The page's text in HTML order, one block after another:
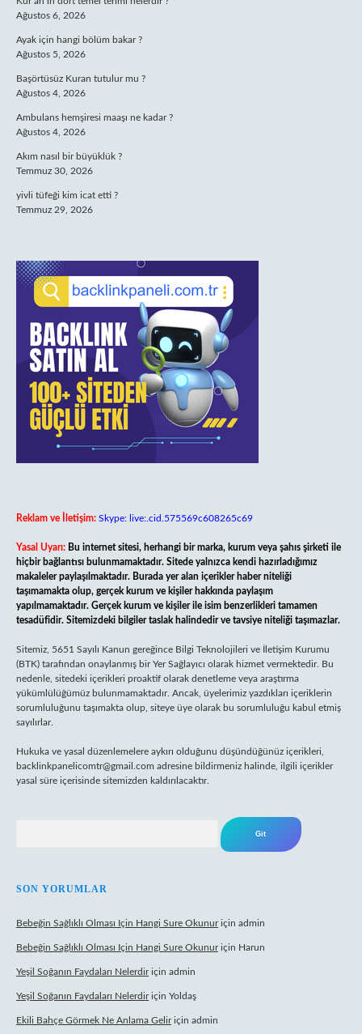
Ağustos 6, 2026
Ayak için hangi bölüm bakar ?
Ağustos 5, 2026
Başörtüsüz Kuran tutulur mu ?
Ağustos 4, 2026
Ambulans hemşiresi maaşı ne kadar ?
Ağustos 4, 2026
Akım nasıl bir büyüklük ?
Temmuz 30, 2026
yivli tüfeği kim icat etti ?
Temmuz 29, 2026
Reklam ve İletişim: Skype: live:.cid.575569c608265c69
Yasal Uyarı: Bu internet sitesi, herhangi bir marka, kurum veya şahıs şirketi ile
hiçbir bağlantısı bulunmamaktadır. Sitede yalnızca kendi hazırladığımız
makaleler paylaşılmaktadır. Burada yer alan içerikler haber niteliği
taşımamakta olup, gerçek kurum ve kişiler hakkında paylaşım
yapılmamaktadır. Gerçek kurum ve kişiler ile isim benzerlikleri tamamen
tesadüfidir. Sitemizdeki bilgiler taslak halindedir ve tavsiye niteliği taşımazlar.
Sitemiz, 5651 Sayılı Kanun gereğince Bilgi Teknolojileri ve İletişim Kurumu
(BTK) tarafından onaylanmış bir Yer Sağlayıcı olarak hizmet vermektedir. Bu
nedenle, sitedeki içerikleri proaktif olarak denetleme veya araştırma
yükümlülüğümüz bulunmamaktadır. Ancak, üyelerimiz yazdıkları içeriklerin
sorumluluğunu taşımakta olup, siteye üye olarak bu sorumluluğu kabul etmiş
sayılırlar.
Hukuka ve yasal düzenlemelere aykırı olduğunu düşündüğünüz içerikleri,
backlinkpanelicomtr@gmail.com adresine bildirmeniz halinde, ilgili içerikler
yasal süre içerisinde sitemizden kaldırılacaktır.
SON YORUMLAR
Bebeğin Sağlıklı Olması Için Hangi Sure Okunuriçin admin
Bebeğin Sağlıklı Olması Için Hangi Sure Okunuriçin Harun
Yeşil Soğanın Faydaları Nelerdiriçin admin
Yeşil Soğanın Faydaları Nelerdiriçin Yoldaş
Ekili Bahçe Görmek Ne Anlama Geliriçin admin